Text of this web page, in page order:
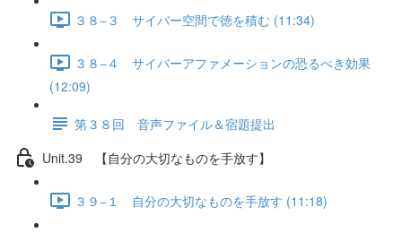
３８−３ サイバー空間で徳を積む (11:34)
３８−４ サイバーアファメーションの恐るべき効果
(12:09)
第３８回 音声ファイル＆宿題提出
Unit.39 【自分の大切なものを手放す】
３９−１ 自分の大切なものを手放す (11:18)